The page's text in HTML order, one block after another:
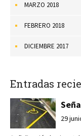
MARZO 2018
FEBRERO 2018
DICIEMBRE 2017
Entradas
29